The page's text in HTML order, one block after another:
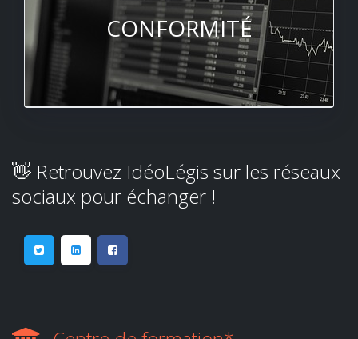
CONFORMITÉ
👋 Retrouvez IdéoLégis sur les réseaux
sociaux pour échanger !